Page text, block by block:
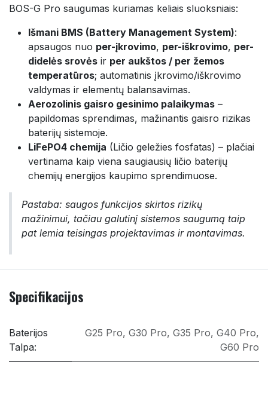
BOS-G Pro saugumas kuriamas keliais sluoksniais:
Išmani BMS (Battery Management System):
apsaugos nuo per-įkrovimo, per-iškrovimo, per-
didelės srovės ir per aukštos / per žemos
temperatūros; automatinis įkrovimo/iškrovimo
valdymas ir elementų balansavimas.
Aerozolinis gaisro gesinimo palaikymas –
papildomas sprendimas, mažinantis gaisro rizikas
baterijų sistemoje.
LiFePO4 chemija (Ličio geležies fosfatas) – plačiai
vertinama kaip viena saugiausių ličio baterijų
chemijų energijos kaupimo sprendimuose.
Pastaba: saugos funkcijos skirtos rizikų
mažinimui, tačiau galutinį sistemos saugumą taip
pat lemia teisingas projektavimas ir montavimas.
Specifikacijos
Baterijos
Talpa:
G25 Pro, G30 Pro, G35 Pro, G40 Pro,
G60 Pro